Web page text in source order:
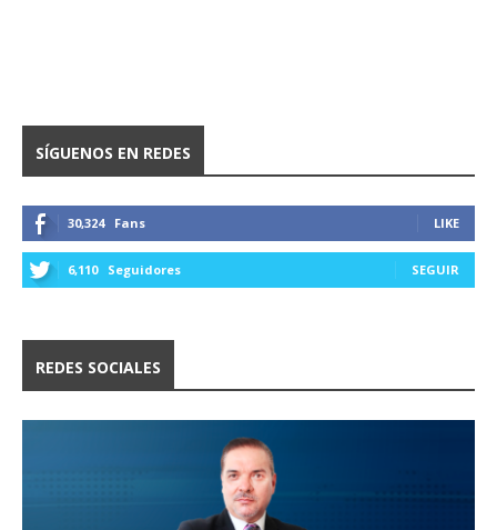
SÍGUENOS EN REDES
30,324 Fans LIKE
6,110 Seguidores SEGUIR
REDES SOCIALES